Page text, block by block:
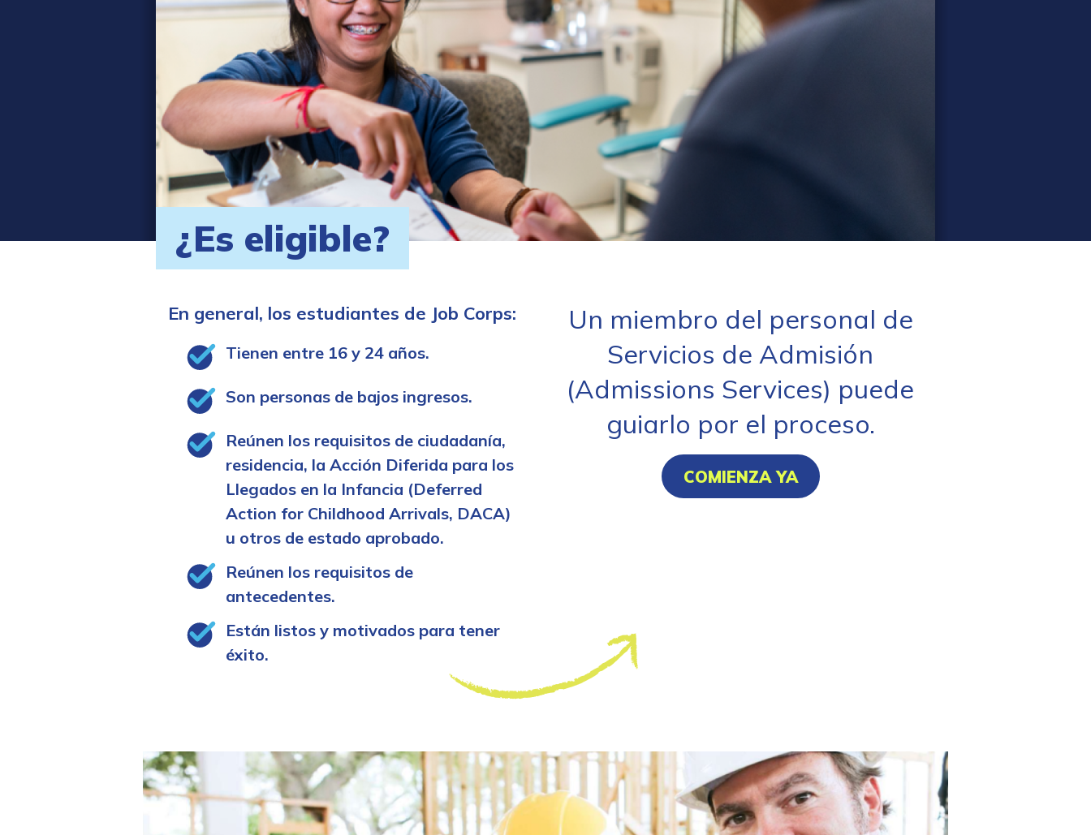
¿Es eligible?
En general, los estudiantes de Job Corps:
Tienen entre 16 y 24 años.
Son personas de bajos ingresos.
Reúnen los requisitos de ciudadanía,
residencia, la Acción Diferida para los
Llegados en la Infancia (Deferred
Action for Childhood Arrivals, DACA)
u otros de estado aprobado.
Reúnen los requisitos de
antecedentes.
Están listos y motivados para tener
éxito.
Un miembro del personal de
Servicios de Admisión
(Admissions Services) puede
guiarlo por el proceso.
COMIENZA YA